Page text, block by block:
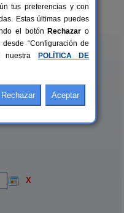
desde33 €
X
tus preferencias y con
Estas últimas puedes
el botón Rechazar o
“Configuración de
nuestra
POLÍTICA DE